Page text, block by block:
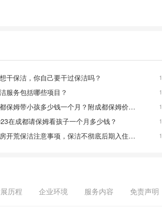
干保洁，你自己要干过保洁吗？
服务包括哪些项目？
成都保姆带小孩多少钱一个月？附成都保姆价格表
在成都请保姆看孩子一个月多少钱？
新房开荒保洁注意事项，保洁不彻底后期入住后患无穷！
历程 企业环境 服务内容 免责声明